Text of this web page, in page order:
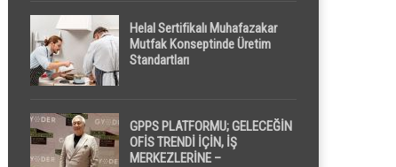
Helal Sertifikalı Muhafazakar
Mutfak Konseptinde Üretim
Standartları
GPPS PLATFORMU; GELECEĞİN
OFİS TRENDİ İÇİN, İŞ
MERKEZLERİNE –